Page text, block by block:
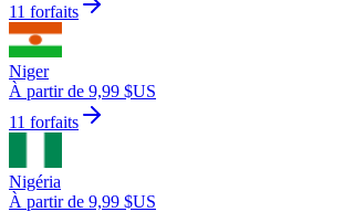
11 forfaits
Niger
À partir de 9,99 $US
11 forfaits
Nigéria
À partir de 9,99 $US